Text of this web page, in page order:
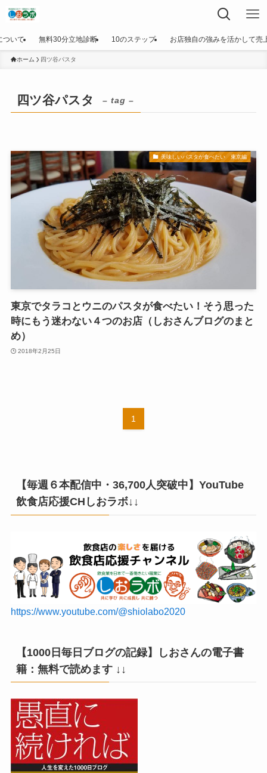
ついて 無料30分立地診断 10のステップ お店独自の強みを活かして売
ホーム 四ツ谷パスタ
四ツ谷パスタ – tag –
美味しいパスタが食べたい 東京編
東京でタラコとウニのパスタが食べたい！そう思った
時にもう迷わない４つのお店（しおさんブログのまと
め）
2018年2月25日
1
【毎週６本配信中・36,700人突破中】YouTube
飲食店応援CHしおラボ↓↓
https://www.youtube.com/@shiolabo2020
【1000日毎日ブログの記録】しおさんの電子書
籍：無料で読めます ↓↓